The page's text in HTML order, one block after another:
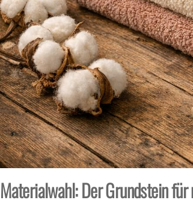
Materialwahl: Der Grundstein